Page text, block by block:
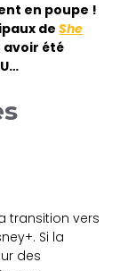
en poupe !
deShe
avoir été
transition vers
Si la
des